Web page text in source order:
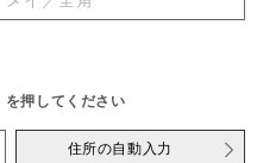
押してください
住所の自動入力